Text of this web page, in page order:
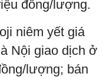
đồng/lượng.
niêm yết giá
Nội giao dịch ở
lượng; bán